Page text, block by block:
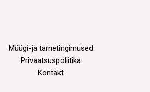
Müügi-ja tarnetingimused
Privaatsuspoliitika
Kontakt